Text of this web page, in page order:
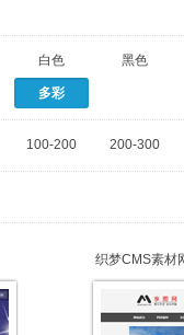
白色 黑色
多彩
100-200 200-300
织梦CMS素材